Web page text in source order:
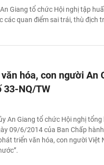
Giang tổ chức Hội nghị tập
quan điểm sai trái, thù địch
hóa, con người An
33-NQ/TW
An Giang tổ chức Hội nghị
09/6/2014 của Ban Chấp
triển văn hóa, con người Việt